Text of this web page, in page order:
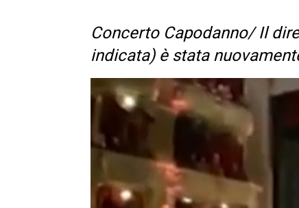
Concerto Capodanno/ Il
indicata) è stata